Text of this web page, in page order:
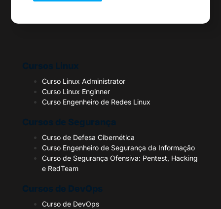
Cursos Linux
Curso Linux Administrator
Curso Linux Enginner
Curso Engenheiro de Redes Linux
Cursos de Segurança
Curso de Defesa Cibernética
Curso Engenheiro de Segurança da Informação
Curso de Segurança Ofensiva: Pentest, Hacking
e RedTeam
Cursos de DevOps
Curso de DevOps